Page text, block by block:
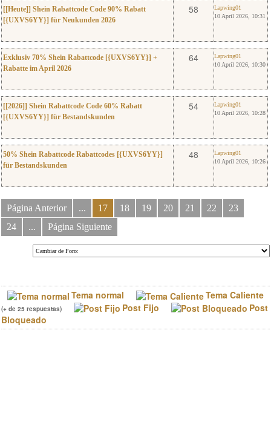
[[Heute]] Shein Rabattcode Code 90% Rabatt
[{UXVS6YY}] für Neukunden 2026
Lapwing01
58
Lapwing01
10 April 2026, 10:31
Exklusiv 70% Shein Rabattcode [{UXVS6YY}] +
Rabatte im April 2026
Lapwing01
64
Lapwing01
10 April 2026, 10:30
[[2026]] Shein Rabattcode Code 60% Rabatt
[{UXVS6YY}] für Bestandskunden
Lapwing01
54
Lapwing01
10 April 2026, 10:28
50% Shein Rabattcode Rabattcodes [{UXVS6YY}]
für Bestandskunden
Lapwing01
48
Lapwing01
10 April 2026, 10:26
Página Anterior ... 17 18 19 20 21 22
23
24
... Página Siguiente
Tema normal Tema Caliente
(+ de 25 respuestas) Post Fijo
Post
Bloqueado